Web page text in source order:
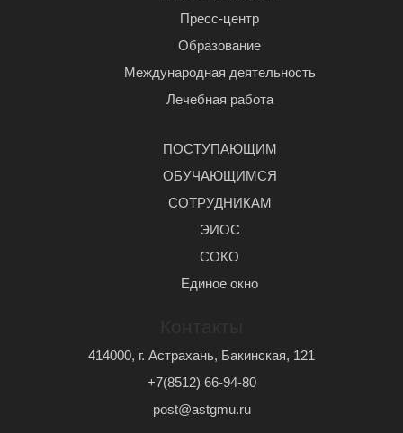
Пресс-центр
Образование
Международная деятельность
Лечебная работа
ПОСТУПАЮЩИМ
ОБУЧАЮЩИМСЯ
СОТРУДНИКАМ
ЭИОС
СОКО
Единое окно
414000, г. Астрахань, Бакинская, 121
+7(8512) 66-94-80
post@astgmu.ru